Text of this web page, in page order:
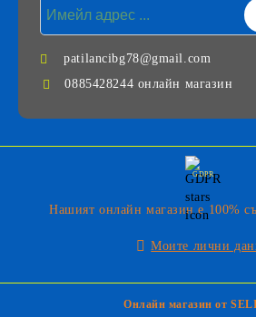
patilancibg78@gmail.com
0885428244 онлайн магазин
GDPR
Нашият онлайн магазин е 100%
Моите лични
Онлайн магазин от